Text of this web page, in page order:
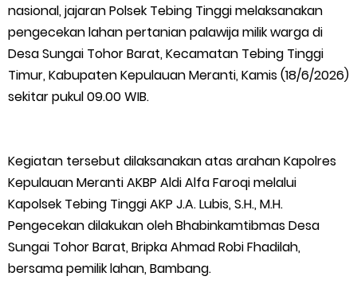
Atasi Pemadaman di Merbau.
Warga Kecamatan Merbau dan Kecamatan Putri Puyu Tuntut
PLN: Hentikan Pemadaman dan Beri Kompensasi
Masyarakat Desa Se- Kecamatan Merbau Datangi PLTG
Melibur
Bupati Asmar Perkuat Sinergi dengan Danposal Selatpanjang,
nasional, jajaran Polsek Tebing Tinggi melaksanakan
pengecekan lahan pertanian palawija milik warga di
Desa Sungai Tohor Barat, Kecamatan Tebing Tinggi
Timur, Kabupaten Kepulauan Meranti, Kamis (18/6/2026)
sekitar pukul 09.00 WIB.
Kegiatan tersebut dilaksanakan atas arahan Kapolres
Kepulauan Meranti AKBP Aldi Alfa Faroqi melalui
Kapolsek Tebing Tinggi AKP J.A. Lubis, S.H., M.H.
Pengecekan dilakukan oleh Bhabinkamtibmas Desa
Sungai Tohor Barat, Bripka Ahmad Robi Fhadilah,
bersama pemilik lahan, Bambang.